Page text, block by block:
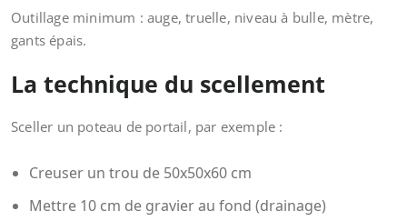
Outillage minimum : auge, truelle, niveau à bulle, mètre,
gants épais.
La technique du scellement
Sceller un poteau de portail, par exemple :
Creuser un trou de 50x50x60 cm
Mettre 10 cm de gravier au fond (drainage)